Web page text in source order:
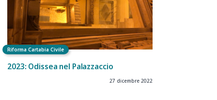
Riforma Cartabia Civile
2023: Odissea nel Palazzaccio
27 dicembre 2022